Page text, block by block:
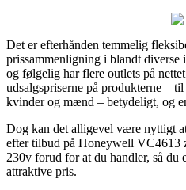
Det er efterhånden temmelig
prissammenligning i blandt diverse
og følgelig har flere outlets på
udsalgspriserne på produkterne –
kvinder og mænd – betydeligt, og
Dog kan det alligevel være nyttigt
efter tilbud på Honeywell VC4613
230v forud for at du handler, så du
attraktive pris.